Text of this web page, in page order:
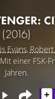
(2016)
Evans, Robert
einer FSK-
Jahren.